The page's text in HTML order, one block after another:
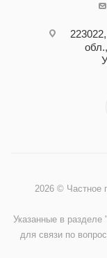
2026 © Частное
Указанные в разделе
для связи по